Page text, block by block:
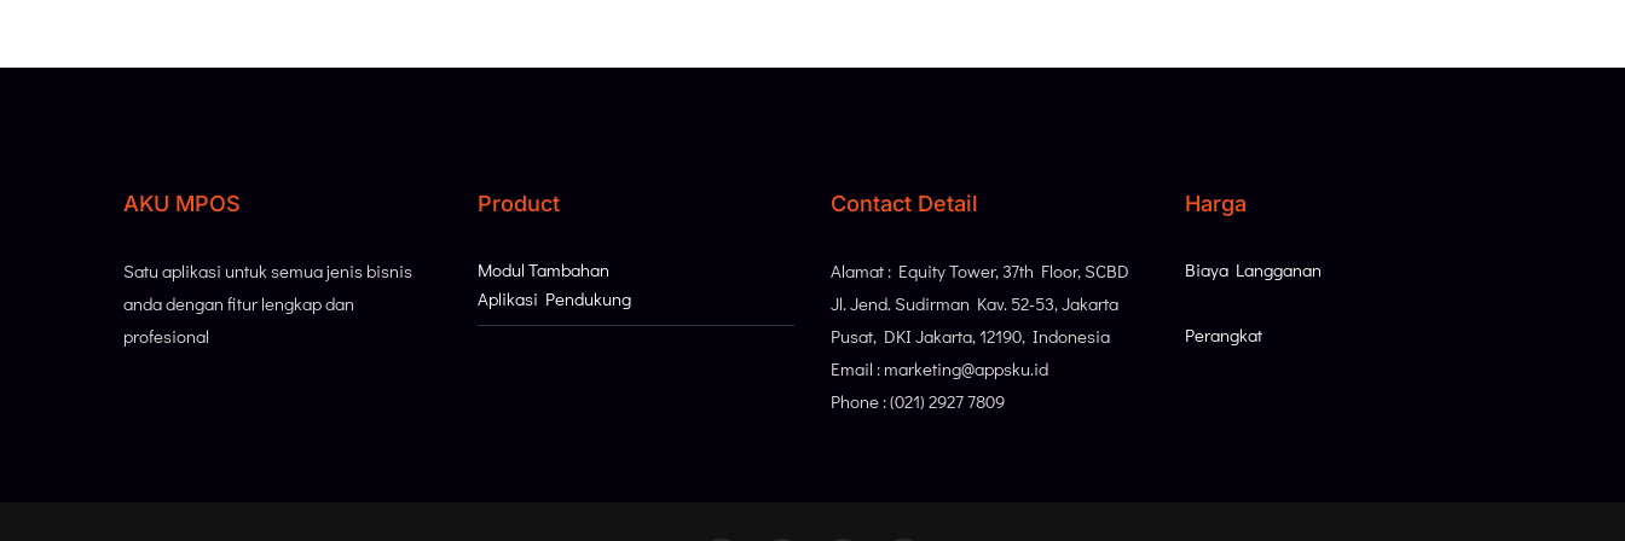
AKU MPOS
Satu aplikasi untuk semua jenis bisnis
anda dengan fitur lengkap dan
profesional
Product
Modul Tambahan
Aplikasi Pendukung
Contact Detail
Alamat : Equity Tower, 37th Floor, SCBD
Jl. Jend. Sudirman Kav. 52-53, Jakarta
Pusat, DKI Jakarta, 12190, Indonesia
Email : marketing@appsku.id
Phone : (021) 2927 7809
Harga
Biaya Langganan
Perangkat